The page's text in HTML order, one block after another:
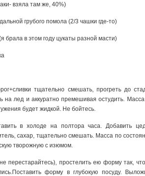
взяла там же, 40%)
грубого помола (2/3 чашки где-то)
в этом году цукаты разной масти)
тщательно смешать, прогреть до
на лед и аккуратно премешивая остудить.
будет жидкой. Не бойтесь.
в холоде на полтора часа. Добавить
сахар, тщательно смешать. Масса по
творожную с изюмом.
перестарайтесь), простелить ею форму так,
форму в глубокую посуду.